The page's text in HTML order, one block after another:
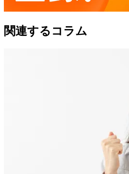
関連するコラム